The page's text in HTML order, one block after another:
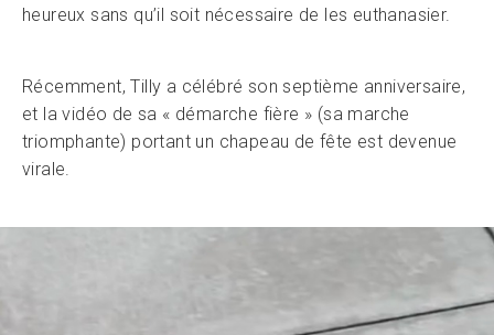
heureux sans qu’il soit nécessaire de les euthanasier.
Récemment, Tilly a célébré son septième anniversaire,
et la vidéo de sa « démarche fière » (sa marche
triomphante) portant un chapeau de fête est devenue
virale.